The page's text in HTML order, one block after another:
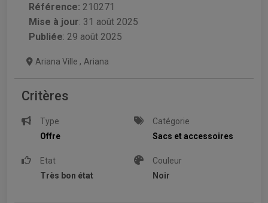
Référence: 210271
Mise à jour: 31 août 2025
Publiée: 29 août 2025
Ariana Ville , Ariana
Critères
Type
Offre
Catégorie
Sacs et accessoires
Etat
Très bon état
Couleur
Noir